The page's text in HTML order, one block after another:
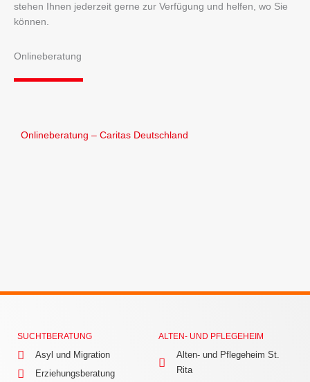
stehen Ihnen jederzeit gerne zur Verfügung und helfen, wo Sie
können.
Onlineberatung
Onlineberatung – Caritas Deutschland
SUCHTBERATUNG
Asyl und Migration
Erziehungsberatung
ALTEN- UND PFLEGEHEIM
Alten- und Pflegeheim St.
Rita